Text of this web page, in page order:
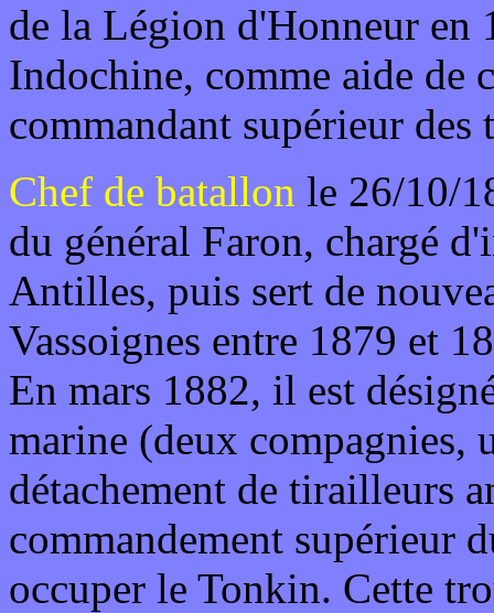
de la Légion d'Honneur en
Indochine, comme aide de
commandant supérieur
Chef de batallon le 26/10/
du général Faron, chargé
Antilles, puis sert de
Vassoignes entre 1879 et
En mars 1882, il est
marine (deux compagnies,
détachement de tirailleurs
commandement supérieur
occuper le Tonkin. Cette